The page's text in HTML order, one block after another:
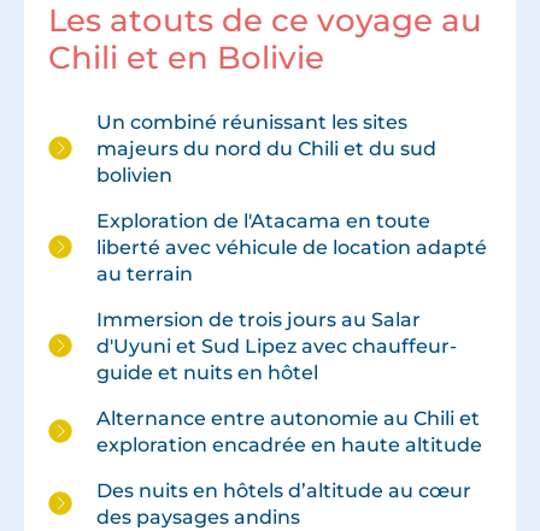
Les atouts de ce voyage au
Chili et en Bolivie
Un combiné réunissant les sites
majeurs du nord du Chili et du sud
bolivien
Exploration de l'Atacama en toute
liberté avec véhicule de location adapté
au terrain
Immersion de trois jours au Salar
d'Uyuni et Sud Lipez avec chauffeur-
guide et nuits en hôtel
Alternance entre autonomie au Chili et
exploration encadrée en haute altitude
Des nuits en hôtels d’altitude au cœur
des paysages andins